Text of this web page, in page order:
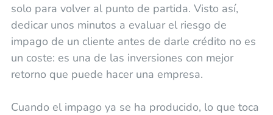
solo para volver al punto de partida. Visto así,
dedicar unos minutos a evaluar el riesgo de
impago de un cliente antes de darle crédito no es
un coste: es una de las inversiones con mejor
retorno que puede hacer una empresa.
Cuando el impago ya se ha producido, lo que toca